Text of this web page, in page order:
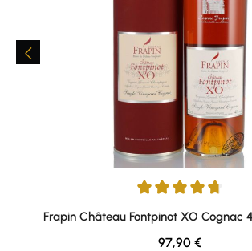
Durchschnittliche Bewertung von 4.85
Frapin Château Fontpinot XO Cognac
Regulärer Preis:
97,90 €